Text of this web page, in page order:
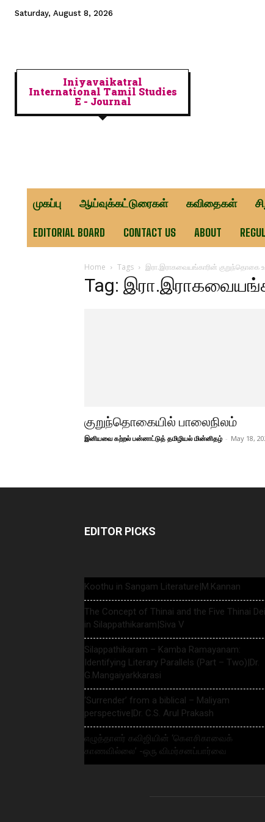
Saturday, August 8, 2026
Iniyavaikatral
International Tamil Studies
E - Journal
முகப்பு ஆய்வுக்கட்டுரைகள் கவிதைகள்
EDITORIAL BOARD CONTACT US ABOUT
Home Tags இரா.இராகவையங்காரின் குறுந்தொகை
Tag:
குறுந்தொகையில் பாலைநிலம்
இனியவை கற்றல் பன்னாட்டுத் தமிழியல் மின்னிதழ் - May 18,
EDITOR PICKS
Koothu in Sangam Literature|M.Kannan
The Concept of Thinai and the Five Thinai
in Silappathikaram|Siva V
Silappathikaram – Kamba Ramayanam:
Identifying Literary Parallels (Part – Two)|Dr.
G.Mangaiyarkkarasi
‘Surrender’ from a biblical – Maliyam
perspective|Dr. C.S. Arul Prakash
எழுத்தாளர் கவிஜியின் ‘கௌசிகாவைக்
காணவில்லை’ -ஒரு விமர்சனப்பார்வை